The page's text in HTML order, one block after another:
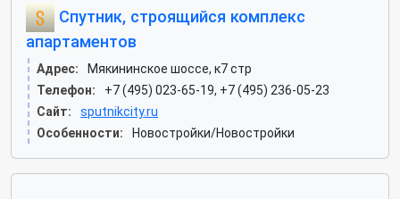
Спутник, строящийся комплекс
апартаментов
Адрес:
Мякининское шоссе, к7 стр
Телефон:
+7 (495) 023-65-19, +7 (495) 236-05-23
Сайт:
sputnikcity.ru
Особенности:
Новостройки/Новостройки